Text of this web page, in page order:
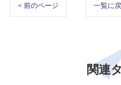
< 前のページ 一覧に
関連